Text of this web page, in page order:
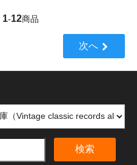
1-12商品
次へ
検索